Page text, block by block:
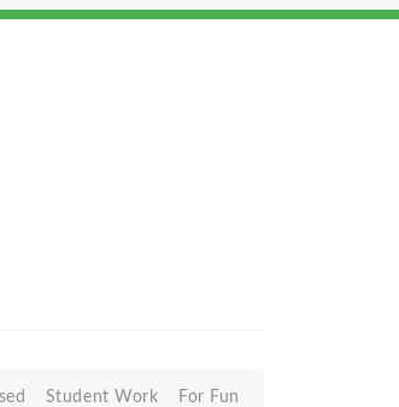
Student Work For Fun